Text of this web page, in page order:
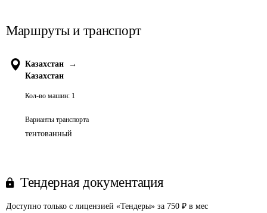
Маршруты и транспорт
Казахстан
→
Казахстан
Кол-во машин: 1
Варианты транспорта
тентованный
Тендерная документация
Доступно только с лицензией «Тендеры» за 750 ₽ в мес